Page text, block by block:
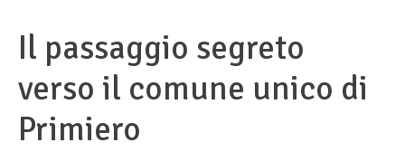
Il passaggio segreto
verso il comune unico di
Primiero